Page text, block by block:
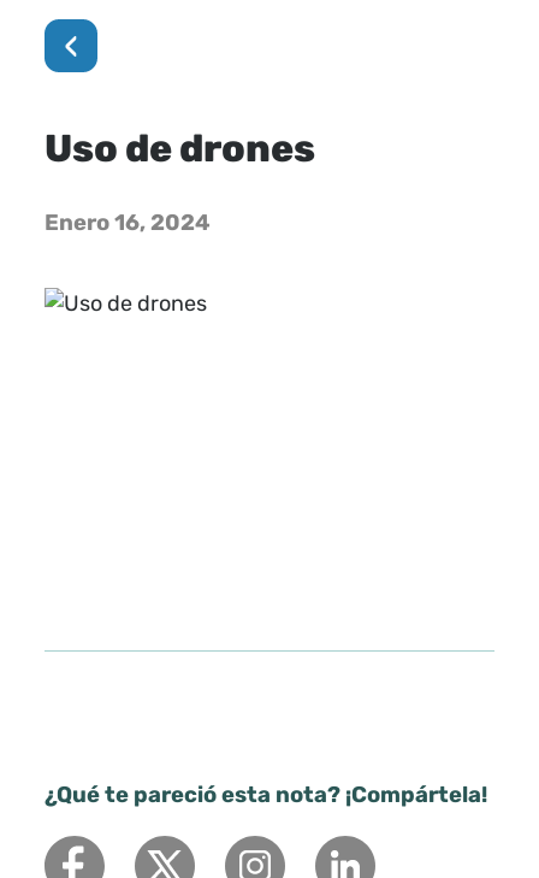
‹
Uso de drones
Enero 16, 2024
¿Qué te pareció esta nota? ¡Compártela!